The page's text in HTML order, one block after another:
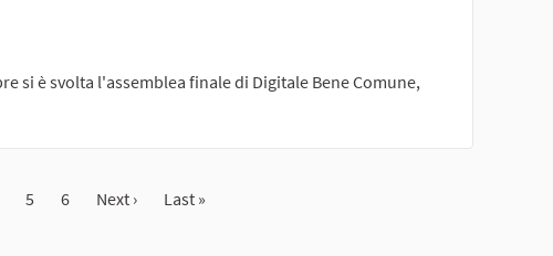
si è svolta l'assemblea finale di Digitale Bene Comune,
5 6 Next › Last »